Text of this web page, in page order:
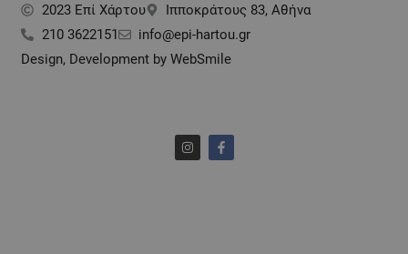
2023 Επί Xάρτου
Ιπποκράτους 83, Αθήνα
210 3622151
info@epi-hartou.gr
Design, Development by WebSmile
n
s
t
a
c
e